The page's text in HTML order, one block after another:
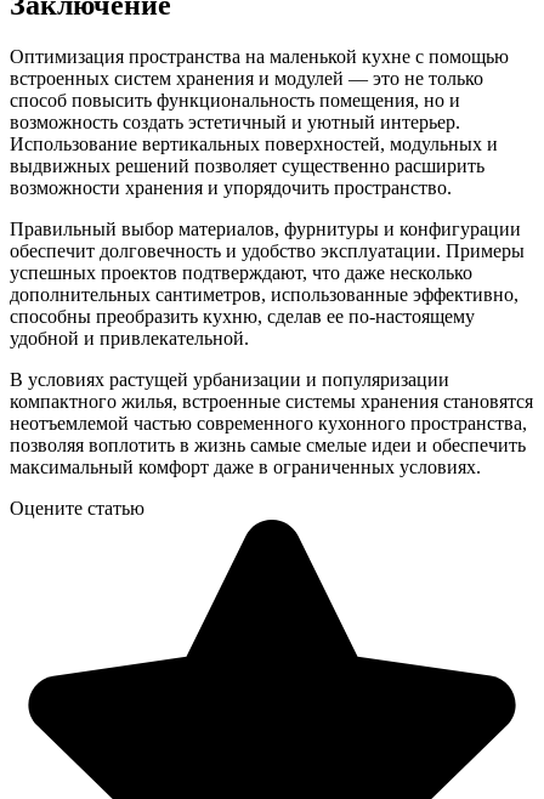
Оптимизация пространства на маленькой кухне с помощью
встроенных систем хранения и модулей — это не только
способ повысить функциональность помещения, но и
возможность создать эстетичный и уютный интерьер.
Использование вертикальных поверхностей, модульных и
выдвижных решений позволяет существенно расширить
возможности хранения и упорядочить пространство.
Правильный выбор материалов, фурнитуры и конфигурации
обеспечит долговечность и удобство эксплуатации. Примеры
успешных проектов подтверждают, что даже несколько
дополнительных сантиметров, использованные эффективно,
способны преобразить кухню, сделав ее по-настоящему
удобной и привлекательной.
В условиях растущей урбанизации и популяризации
компактного жилья, встроенные системы хранения становятся
неотъемлемой частью современного кухонного пространства,
позволяя воплотить в жизнь самые смелые идеи и обеспечить
максимальный комфорт даже в ограниченных условиях.
Оцените статью